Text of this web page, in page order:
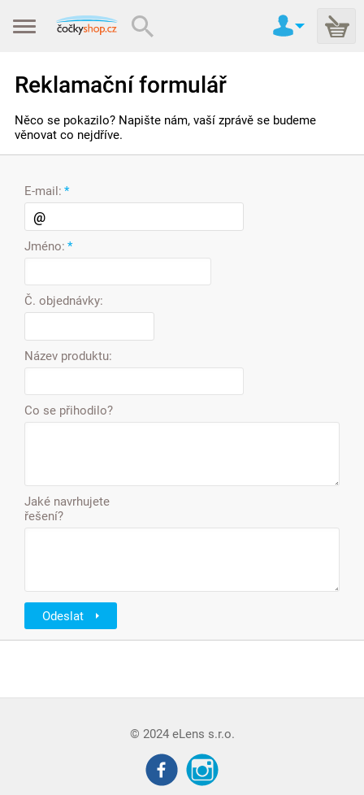
Reklamační formulář
Něco se pokazilo? Napište nám, vaší zprávě se budeme
věnovat co nejdříve.
E-mail: *
Jméno: *
Č. objednávky:
Název produktu:
Co se přihodilo?
Jaké navrhujete
řešení?
Odeslat
© 2024 eLens s.r.o.